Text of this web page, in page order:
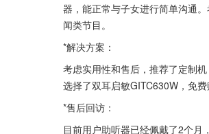
器，能正常与子女进行简单沟通
闻类节目。
*解决方案：
考虑实用性和售后，推荐了定制
选择了双耳启敏GITC630W，免费
*售后回访：
目前用户助听器已经佩戴了2个